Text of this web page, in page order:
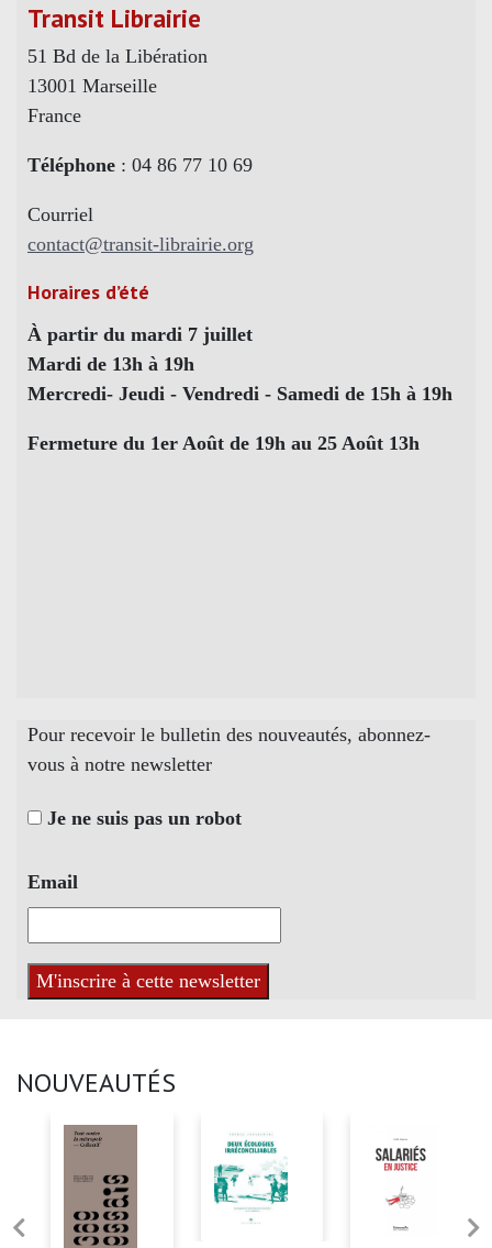
Transit Librairie
51 Bd de la Libération
13001 Marseille
France
Téléphone : 04 86 77 10 69
Courriel
contact@transit-librairie.org
Horaires d’été
À partir du mardi 7 juillet
Mardi de 13h à 19h
Mercredi- Jeudi - Vendredi - Samedi de 15h à 19h
Fermeture du 1er Août de 19h au 25 Août 13h
Pour recevoir le bulletin des nouveautés, abonnez-
vous à notre newsletter
Je ne suis pas un robot
Email
NOUVEAUTÉS